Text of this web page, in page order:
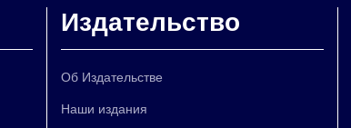
Издательство
Об Издательстве
Наши издания